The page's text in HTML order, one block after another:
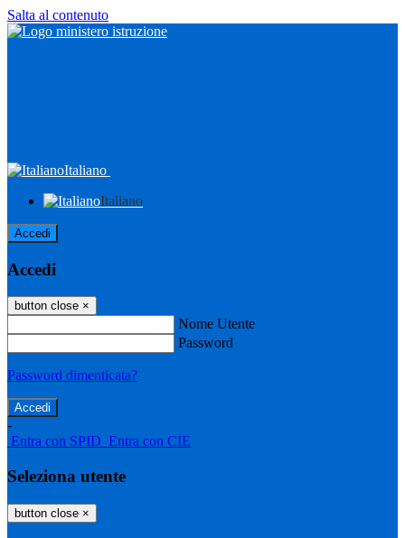
Salta al contenuto
Italiano
Italiano
Accedi
Accedi
button close ×
Nome Utente
Password
Password dimenticata?
-
Entra con SPID Entra con CIE
Seleziona utente
button close ×